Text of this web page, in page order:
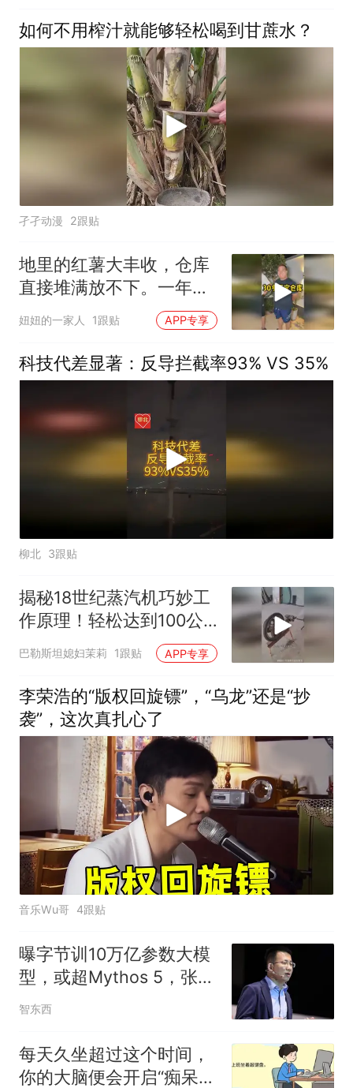
如何不用榨汁就能够轻松喝到甘蔗水？
孑孑动漫 2跟贴
地里的红薯大丰收，仓库
直接堆满放不下。一年的
租金算下来真不少。去找
小伙伴商量商量。好在咱
们种的农产品多，以后经
常要存放货物是刚需
妞妞的一家人 1跟贴 APP专享
科技代差显著：反导拦截率93% VS 35%
柳北 3跟贴
揭秘18世纪蒸汽机巧妙工
作原理！轻松达到100公
里每小时速度
巴勒斯坦媳妇茉莉 1跟贴 APP专享
李荣浩的“版权回旋镖”，“乌龙”还是“抄
袭”，这次真扎心了
音乐Wu哥 4跟贴
曝字节训10万亿参数大模
型，或超Mythos 5，张一
鸣、梁汝波先后发声
智东西
每天久坐超过这个时间，
你的大脑便会开启“痴呆加